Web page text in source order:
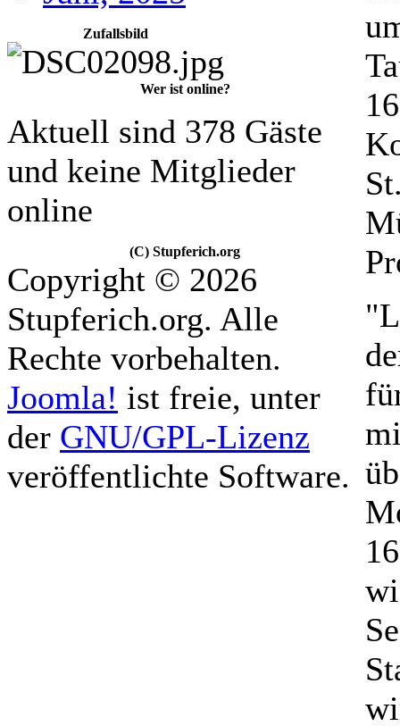
Zufallsbild
Wer ist online?
Aktuell sind 378 Gäste
und keine Mitglieder
online
(C) Stupferich.org
Copyright © 2026
Stupferich.org. Alle
Rechte vorbehalten.
Joomla! ist freie, unter
der GNU/GPL-Lizenz
veröffentlichte Software.